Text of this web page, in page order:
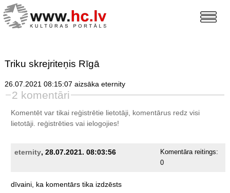
Triku skrejriteņis Rīgā
26.07.2021 08:15:07 aizsāka eternity
2 komentāri
Komentēt var tikai reģistrētie lietotāji, komentārus redz visi
lietotāji. reģistrētiesvai ielogojies!
eternity, 28.07.2021. 08:03:56
Komentāra reitings:
0
dīvaini, ka komentārs tika izdzēsts